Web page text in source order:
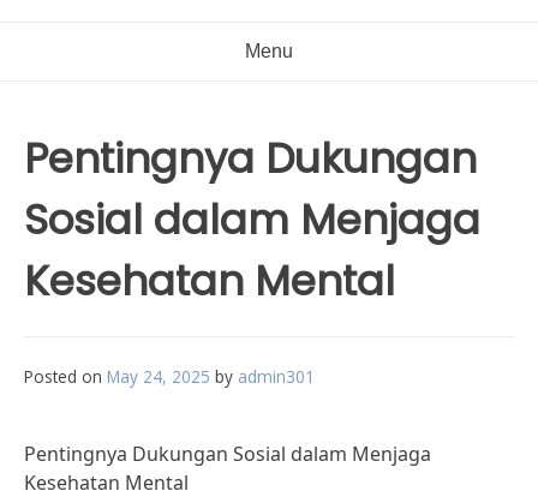
Menu
Pentingnya Dukungan
Sosial dalam Menjaga
Kesehatan Mental
Posted on May 24, 2025 by admin301
Pentingnya Dukungan Sosial dalam Menjaga
Kesehatan Mental